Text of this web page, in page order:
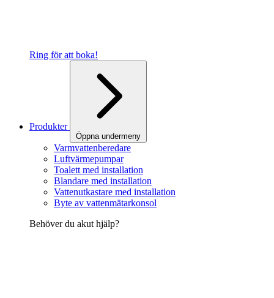
Ring för att boka!
Produkter
Öppna undermeny
Varmvattenberedare
Luftvärmepumpar
Toalett med installation
Blandare med installation
Vattenutkastare med installation
Byte av vattenmätarkonsol
Behöver du akut hjälp?